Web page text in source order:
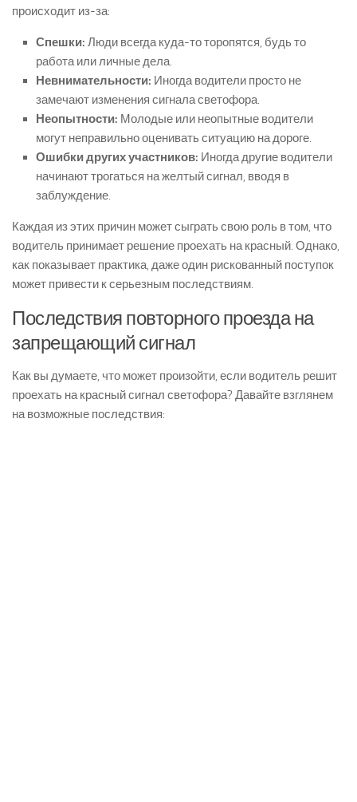
происходит из-за:
Спешки: Люди всегда куда-то торопятся, будь то
работа или личные дела.
Невнимательности: Иногда водители просто не
замечают изменения сигнала светофора.
Неопытности: Молодые или неопытные водители
могут неправильно оценивать ситуацию на дороге.
Ошибки других участников: Иногда другие водители
начинают трогаться на желтый сигнал, вводя в
заблуждение.
Каждая из этих причин может сыграть свою роль в том, что
водитель принимает решение проехать на красный. Однако,
как показывает практика, даже один рискованный поступок
может привести к серьезным последствиям.
Последствия повторного проезда на
запрещающий сигнал
Как вы думаете, что может произойти, если водитель решит
проехать на красный сигнал светофора? Давайте взглянем
на возможные последствия: